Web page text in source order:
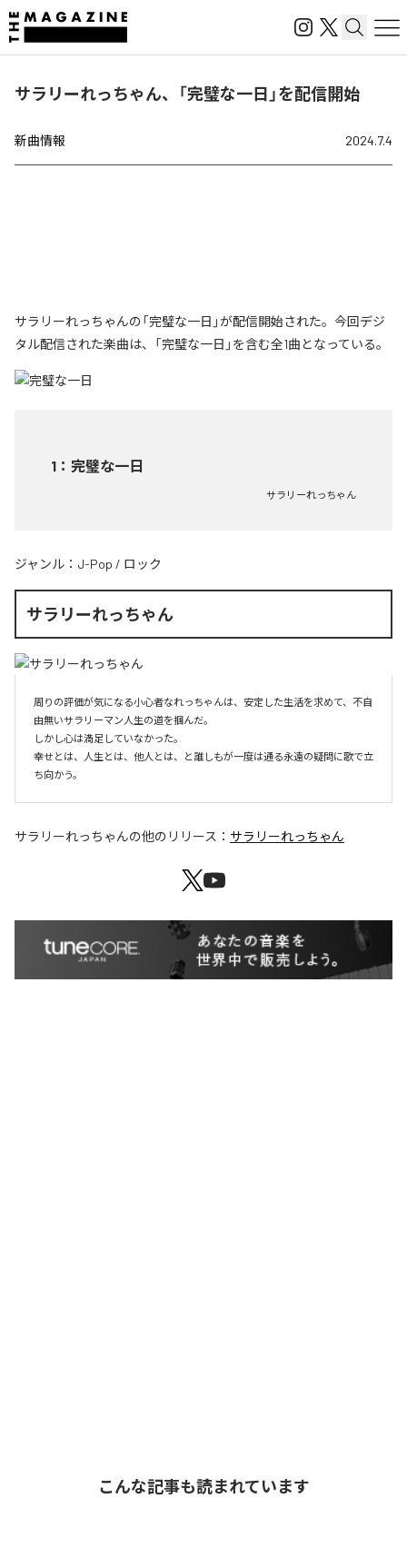
サラリーれっちゃん、「完璧な一日」を配信開始
新曲情報 2024.7.4
サラリーれっちゃんの「完璧な一日」が配信開始された。今回デジ
タル配信された楽曲は、「完璧な一日」を含む全1曲となっている。
1 ： 完璧な一日
サラリーれっちゃん
ジャンル： J-Pop / ロック
サラリーれっちゃん
周りの評価が気になる小心者なれっちゃんは、安定した生活を求めて、不自
由無いサラリーマン人生の道を掴んだ。
しかし心は満足していなかった。
幸せとは、人生とは、他人とは、と誰しもが一度は通る永遠の疑問に歌で立
ち向かう。
サラリーれっちゃんの他のリリース： サラリーれっちゃん
こんな記事も読まれています